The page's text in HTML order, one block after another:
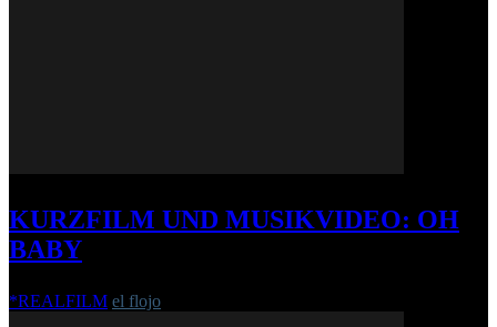
KURZFILM UND MUSIKVIDEO: OH
BABY
*REALFILM el flojo